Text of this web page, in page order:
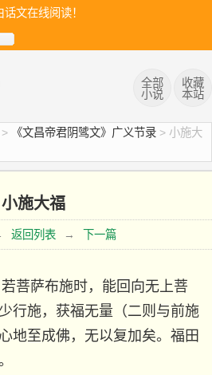
文在线阅读！
全部
小说
收藏
本站
> 《文昌帝君阴骘文》广义节录 > 小施大
小施大福
返回列表 → 下一篇
若菩萨布施时，能回向无上菩
行施，获福无量（二则与前施
地至成佛，无以复加矣。福田